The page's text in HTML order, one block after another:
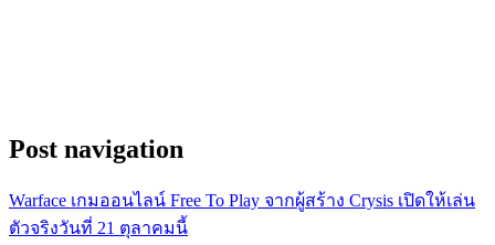
Post navigation
Warface เกมออนไลน์ Free To Play จากผู้สร้าง Crysis เปิดให้เล่น
ตัวจริงวันที่ 21 ตุลาคมนี้